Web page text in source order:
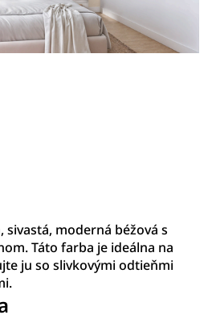
sivastá, moderná béžová s
Táto farba je ideálna na
ju so slivkovými odtieňmi